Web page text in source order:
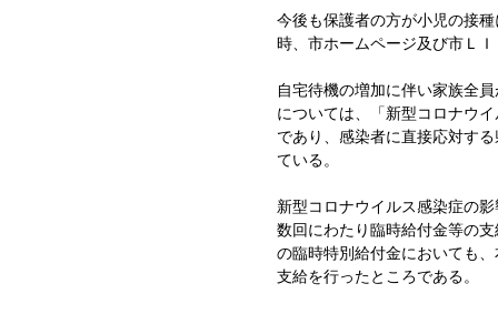
今後も保護者の方が小児の接
時、市ホームページ及び市Ｌ
自宅待機の増加に伴い家族全
については、「新型コロナウ
であり、感染者に直接応対す
ている。
新型コロナウイルス感染症の
数回にわたり臨時給付金等の
の臨時特別給付金においても
支給を行ったところである。